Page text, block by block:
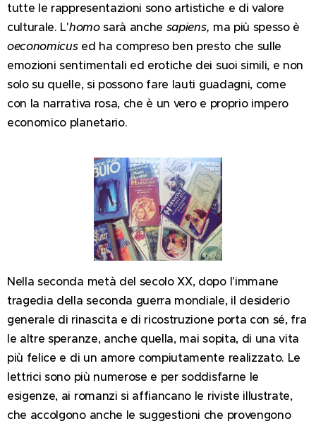
tutte le rappresentazioni sono artistiche e di valore
culturale. L'homosarà anche sapiens, ma più spesso è
oeconomicused ha compreso ben presto che sulle
emozioni sentimentali ed erotiche dei suoi simili, e non
solo su quelle, si possono fare lauti guadagni, come
con la narrativa rosa, che è un vero e proprio impero
economico planetario.
Nella seconda metà del secolo XX, dopo l'immane
tragedia della seconda guerra mondiale, il desiderio
generale di rinascita e di ricostruzione porta con sé, fra
le altre speranze, anche quella, mai sopita, di una vita
più felice e di un amore compiutamente realizzato. Le
lettrici sono più numerose e per soddisfarne le
esigenze, ai romanzi si affiancano le riviste illustrate,
che accolgono anche le suggestioni che provengono